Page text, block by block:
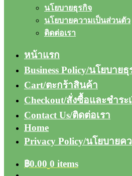
นโยบายธุรกิจ
นโยบายความเป็นส่วนตัว
ติดต่อเรา
หน้าแรก
Business Policy/นโยบายธุ
Cart/ตะกร้าสินค้า
Checkout/สั่งซื้อและชำระ
Contact Us/ติดต่อเรา
Home
Privacy Policy/นโยบายค
฿0.00 0 items